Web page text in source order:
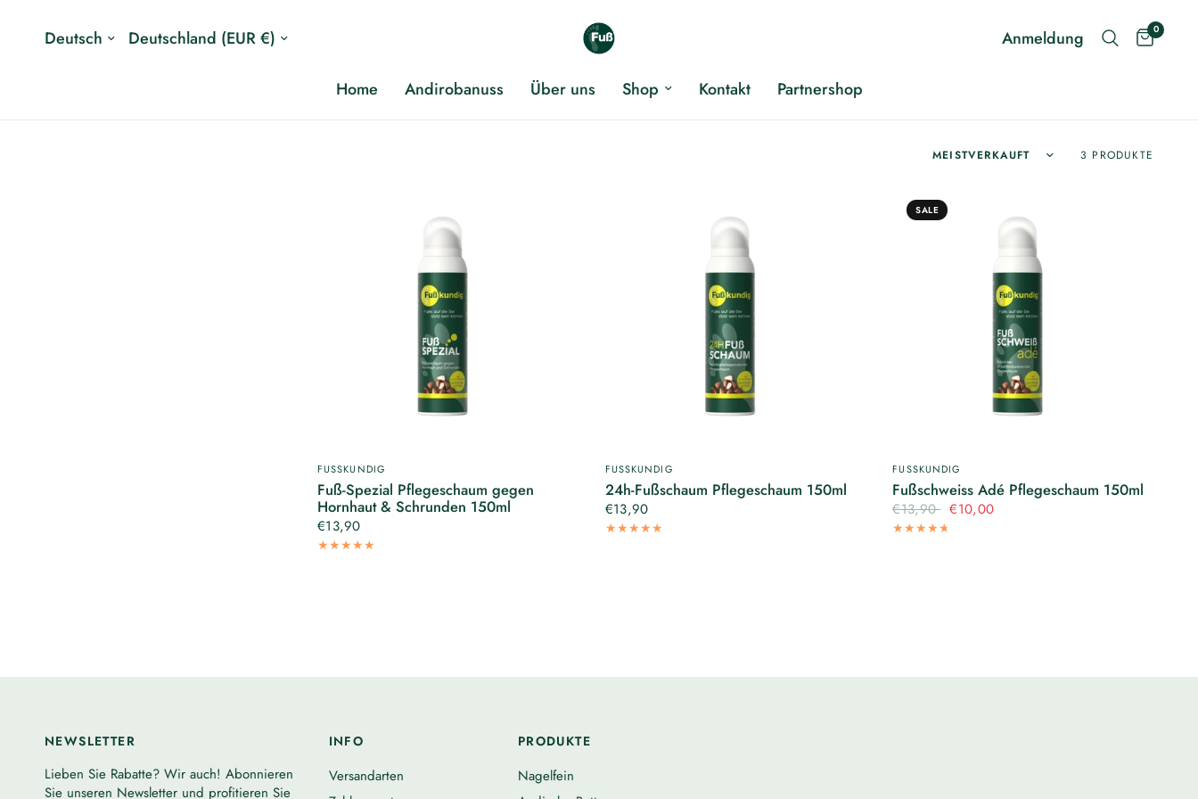
Land/Region
aktualisieren
Land/Region
aktualisieren Anmeldung 0
Home Andirobanuss Über uns Shop Kontakt Partnershop
Sortieren nach: 3 PRODUKTE
FUSSKUNDIG
Fuß-Spezial Pflegeschaum gegen
Hornhaut & Schrunden 150ml
€13,90
FUSSKUNDIG
24h-Fußschaum Pflegeschaum 150ml
€13,90
SALE
FUSSKUNDIG
Fußschweiss Adé Pflegeschaum 150ml
€13,90 €10,00
NEWSLETTER
Lieben Sie Rabatte? Wir auch! Abonnieren
Sie unseren Newsletter und profitieren Sie
INFO
Versandarten
PRODUKTE
Nagelfein